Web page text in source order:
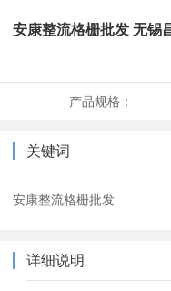
安康整流格栅批发 无锡
产品规格：
关键词
安康整流格栅批发
详细说明